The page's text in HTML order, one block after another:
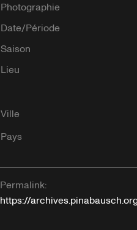
Photographie
Date/Période
Saison
Lieu
Ville
Pays
Permalink:
https://